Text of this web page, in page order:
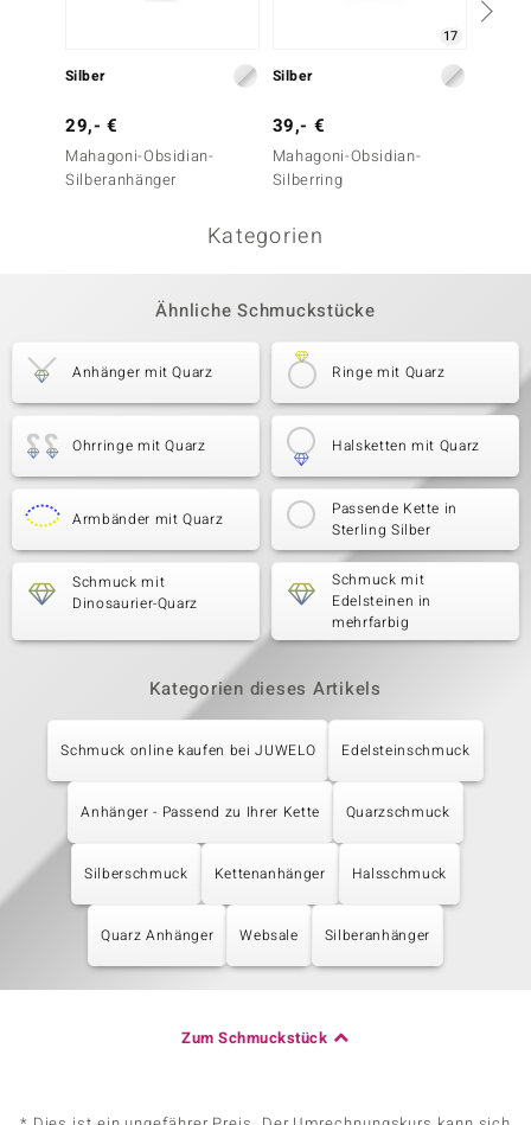
Silber
29,- €
Mahagoni-Obsidian-
Silberanhänger
17
Silber
39,- €
Mahagoni-Obsidian-
Silberring
Kategorien
Ähnliche Schmuckstücke
Anhänger mit Quarz Ringe mit Quarz
Ohrringe mit Quarz Halsketten mit Quarz
Armbänder mit Quarz
Passende Kette in
Sterling Silber
Schmuck mit
Dinosaurier-Quarz
Schmuck mit
Edelsteinen in
mehrfarbig
Kategorien dieses Artikels
Schmuck online kaufen bei JUWELO Edelsteinschmuck
Anhänger - Passend zu Ihrer Kette Quarzschmuck
Silberschmuck Kettenanhänger Halsschmuck
Quarz Anhänger Websale Silberanhänger
Zum Schmuckstück